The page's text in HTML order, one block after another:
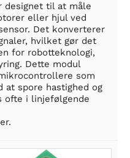
designet til at måle
eller hjul ved
Det konverterer
hvilket gør det
for robotteknologi,
Dette modul
som
at spore hastighed og
ofte i linjefølgende